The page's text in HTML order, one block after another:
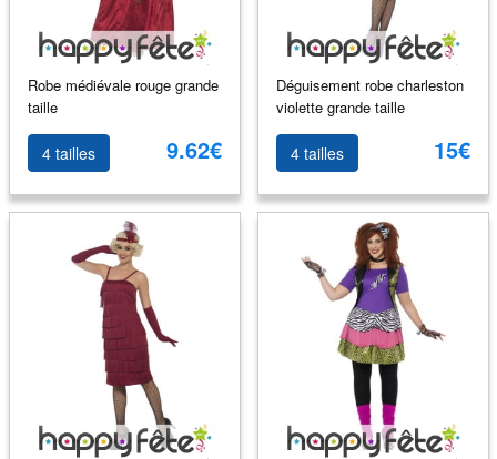
Robe médiévale rouge grande
taille
4 tailles 9.62€
Déguisement robe charleston
violette grande taille
4 tailles 15€